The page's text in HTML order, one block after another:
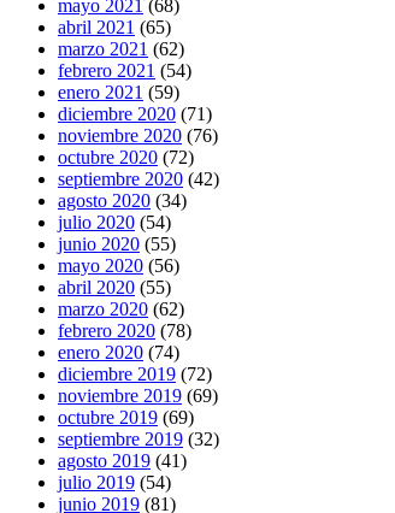
mayo 2021 (68)
abril 2021 (65)
marzo 2021 (62)
febrero 2021 (54)
enero 2021 (59)
diciembre 2020 (71)
noviembre 2020 (76)
octubre 2020 (72)
septiembre 2020 (42)
agosto 2020 (34)
julio 2020 (54)
junio 2020 (55)
mayo 2020 (56)
abril 2020 (55)
marzo 2020 (62)
febrero 2020 (78)
enero 2020 (74)
diciembre 2019 (72)
noviembre 2019 (69)
octubre 2019 (69)
septiembre 2019 (32)
agosto 2019 (41)
julio 2019 (54)
junio 2019 (81)